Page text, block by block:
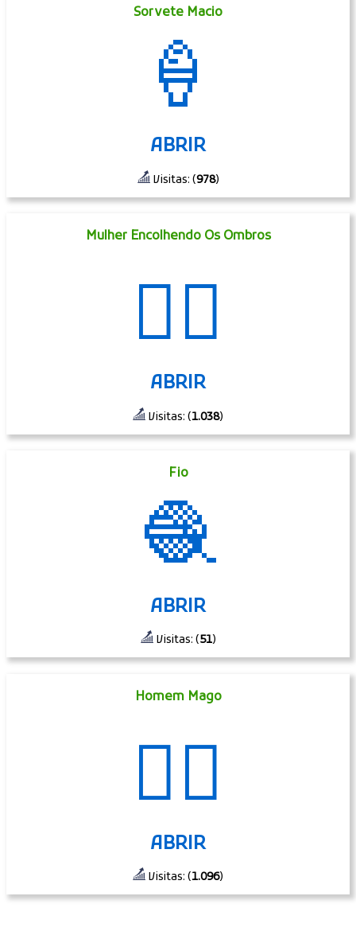
Sorvete Macio
🍦
ABRIR
Visitas: (978)
Mulher Encolhendo Os Ombros
🤷‍♀️
ABRIR
Visitas: (1.038)
Fio
🧶
ABRIR
Visitas: (51)
Homem Mago
🧙‍♂️
ABRIR
Visitas: (1.096)